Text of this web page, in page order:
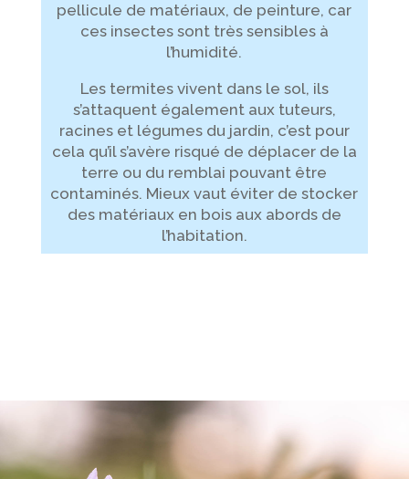
pellicule de matériaux, de peinture, car
ces insectes sont très sensibles à
l’humidité.
Les termites vivent dans le sol, ils
s’attaquent également aux tuteurs,
racines et légumes du jardin, c’est pour
cela qu’il s’avère risqué de déplacer de la
terre ou du remblai pouvant être
contaminés. Mieux vaut éviter de stocker
des matériaux en bois aux abords de
l’habitation.